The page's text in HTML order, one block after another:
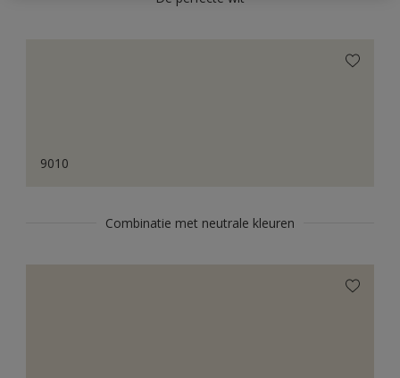
9010
Combinatie met neutrale kleuren